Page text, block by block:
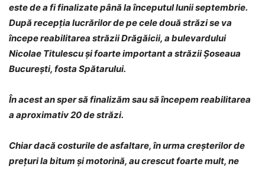
este de a fi finalizate până la începutul lunii septembrie.
După recepția lucrărilor de pe cele două străzi se va
începe reabilitarea străzii Drăgăicii, a bulevardului
Nicolae Titulescu și foarte important a străzii Șoseaua
București, fosta Spătarului.
În acest an sper să finalizăm sau să începem reabilitarea
a aproximativ 20 de străzi.
Chiar dacă costurile de asfaltare, în urma creșterilor de
prețuri la bitum și motorină, au crescut foarte mult, ne